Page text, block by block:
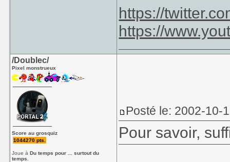
https://
https://
/Doublec/
Pixel monstrueux
Score au grosquiz
1044270 pts.
Joue àDu temps pour ... surtout du
temps.
Posté le: 2002-10-
Pour savoir,